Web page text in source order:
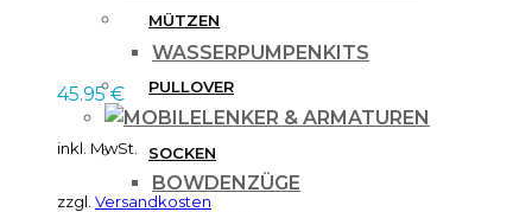
WASSERPUMPENKITS
LENKER & ARMATUREN
BOWDENZÜGE
MÜTZEN
PULLOVER
SOCKEN
45.95€
inkl. MwSt.
zzgl. Versandkosten